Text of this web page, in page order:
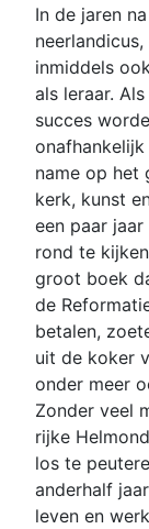
In de jaren
inmiddels
als leraar.
succes
name op het
kerk, kunst
een paar
rond te
groot boek
de
betalen,
uit de koker
onder meer
Zonder veel
rijke
los te
anderhalf
leven en